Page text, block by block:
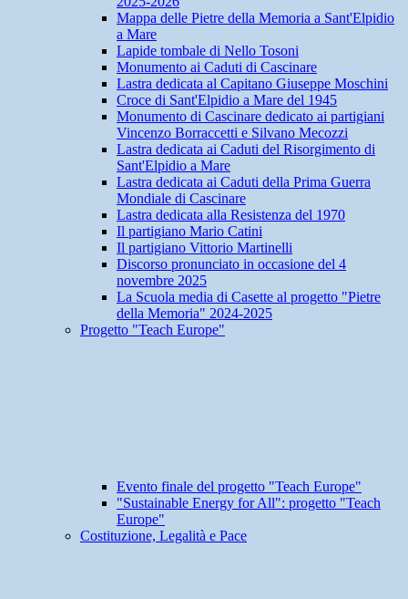
Mappa delle Pietre della Memoria a Sant'Elpidio
a Mare
Lapide tombale di Nello Tosoni
Monumento ai Caduti di Cascinare
Lastra dedicata al Capitano Giuseppe Moschini
Croce di Sant'Elpidio a Mare del 1945
Monumento di Cascinare dedicato ai partigiani
Vincenzo Borraccetti e Silvano Mecozzi
Lastra dedicata ai Caduti del Risorgimento di
Sant'Elpidio a Mare
Lastra dedicata ai Caduti della Prima Guerra
Mondiale di Cascinare
Lastra dedicata alla Resistenza del 1970
Il partigiano Mario Catini
Il partigiano Vittorio Martinelli
Discorso pronunciato in occasione del 4
novembre 2025
La Scuola media di Casette al progetto "Pietre
della Memoria" 2024-2025
Progetto "Teach Europe"
Evento finale del progetto "Teach Europe"
"Sustainable Energy for All": progetto "Teach
Europe"
Costituzione, Legalità e Pace